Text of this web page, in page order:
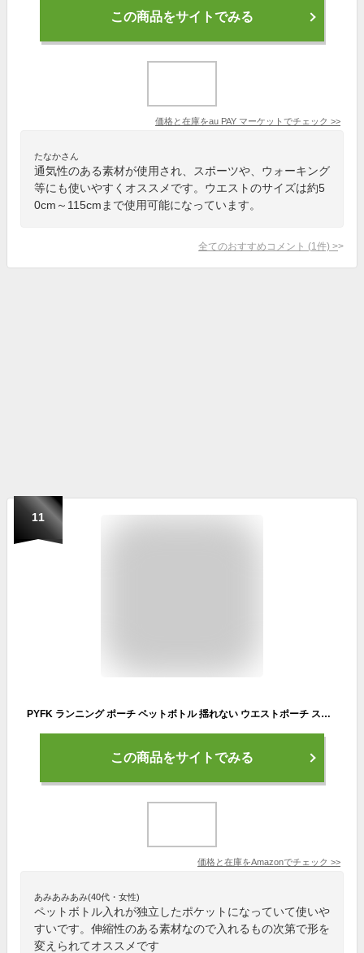
この商品をサイトでみる
価格と在庫をau PAY マーケット でチェック >>
たなかさん
通気性のある素材が使用され、スポーツや、ウォーキング
等にも使いやすくオススメです。ウエストのサイズは約5
0cm～115cmまで使用可能になっています。
全てのおすすめコメント (1 件) >
11
PYFK ランニング ポーチ ペットボトル 揺れない ウエストポーチ スマホ マラソン ジョギング ウォーキング スポーツ ランニングポーチ 大容量 レディース メンズ
この商品をサイトでみる
価格と在庫をAmazonでチェック >>
あみあみあみ(40代・女性)
ペットボトル入れが独立したポケットになっていて使いや
すいです。伸縮性のある素材なので入れるもの次第で形を
変えられてオススメです